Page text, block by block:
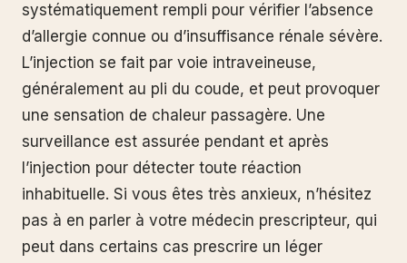
systématiquement rempli pour vérifier l’absence
d’allergie connue ou d’insuffisance rénale sévère.
L’injection se fait par voie intraveineuse,
généralement au pli du coude, et peut provoquer
une sensation de chaleur passagère. Une
surveillance est assurée pendant et après
l’injection pour détecter toute réaction
inhabituelle. Si vous êtes très anxieux, n’hésitez
pas à en parler à votre médecin prescripteur, qui
peut dans certains cas prescrire un léger